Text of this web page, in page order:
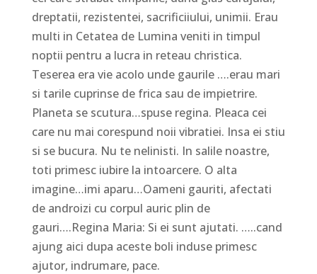
dreptatii, rezistentei, sacrificiiului, unimii. Erau
multi in Cetatea de Lumina veniti in timpul
noptii pentru a lucra in reteau christica.
Teserea era vie acolo unde gaurile ….erau mari
si tarile cuprinse de frica sau de impietrire.
Planeta se scutura…spuse regina. Pleaca cei
care nu mai corespund noii vibratiei. Insa ei stiu
si se bucura. Nu te nelinisti. In salile noastre,
toti primesc iubire la intoarcere. O alta
imagine…imi aparu…Oameni gauriti, afectati
de androizi cu corpul auric plin de
gauri….Regina Maria: Si ei sunt ajutati. …..cand
ajung aici dupa aceste boli induse primesc
ajutor, indrumare, pace.